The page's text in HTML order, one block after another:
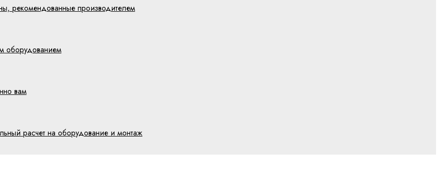
рекомендованные производителем
оборудованием
вам
расчет на оборудование и монтаж